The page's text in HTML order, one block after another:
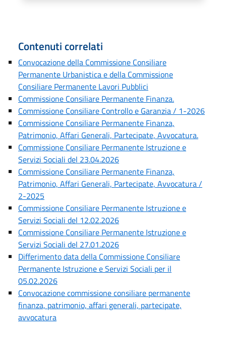
Contenuti correlati
Convocazione della Commissione Consiliare
Permanente Urbanistica e della Commissione
Consiliare Permanente Lavori Pubblici
Commissione Consiliare Permanente Finanza.
Commissione Consiliare Controllo e Garanzia / 1-2026
Commissione Consiliare Permanente Finanza,
Patrimonio, Affari Generali, Partecipate, Avvocatura.
Commissione Consiliare Permanente Istruzione e
Servizi Sociali del 23.04.2026
Commissione Consiliare Permanente Finanza,
Patrimonio, Affari Generali, Partecipate, Avvocatura /
2-2025
Commissione Consiliare Permanente Istruzione e
Servizi Sociali del 12.02.2026
Commissione Consiliare Permanente Istruzione e
Servizi Sociali del 27.01.2026
Differimento data della Commissione Consiliare
Permanente Istruzione e Servizi Sociali per il
05.02.2026
Convocazione commissione consiliare permanente
finanza, patrimonio, affari generali, partecipate,
avvocatura